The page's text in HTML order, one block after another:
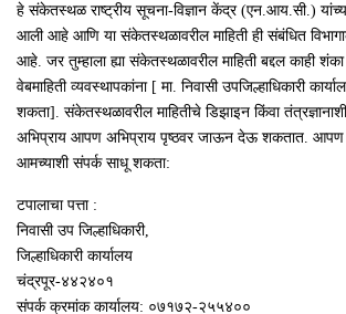
हे संकेतस्थळ राष्ट्रीय सूचना-विज्ञान केंद्र (एन.आय.सी.)
आली आहे आणि या संकेतस्थळावरील माहिती ही संबंधित
आहे. जर तुम्हाला ह्या संकेतस्थळावरील माहिती बद्दल काही
वेबमाहिती व्यवस्थापकांना [ मा. निवासी उपजिल्हाधिकारी
शकता]. संकेतस्थळावरील माहितीचे डिझाइन किंवा
अभिप्राय आपण अभिप्राय पृष्ठवर जाऊन देऊ शकतात. आपण
आमच्याशी संपर्क साधू शकता:
टपालाचा पत्ता :
निवासी उप जिल्हाधिकारी,
जिल्हाधिकारी कार्यालय
चंद्रपूर-४४२४०१
संपर्क क्रमांक कार्यालय: ०७१७२-२५५४००